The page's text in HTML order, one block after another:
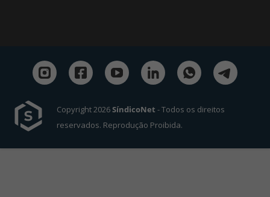
Copyright 2026SíndicoNet - Todos os direitos
reservados. Reprodução Proibida.